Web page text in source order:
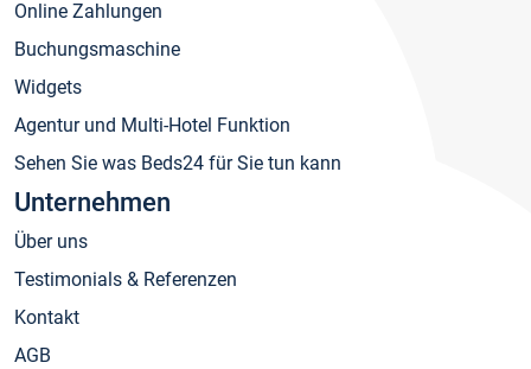
Online Zahlungen
Buchungsmaschine
Widgets
Agentur und Multi-Hotel Funktion
Sehen Sie was Beds24 für Sie tun kann
Unternehmen
Über uns
Testimonials & Referenzen
Kontakt
AGB